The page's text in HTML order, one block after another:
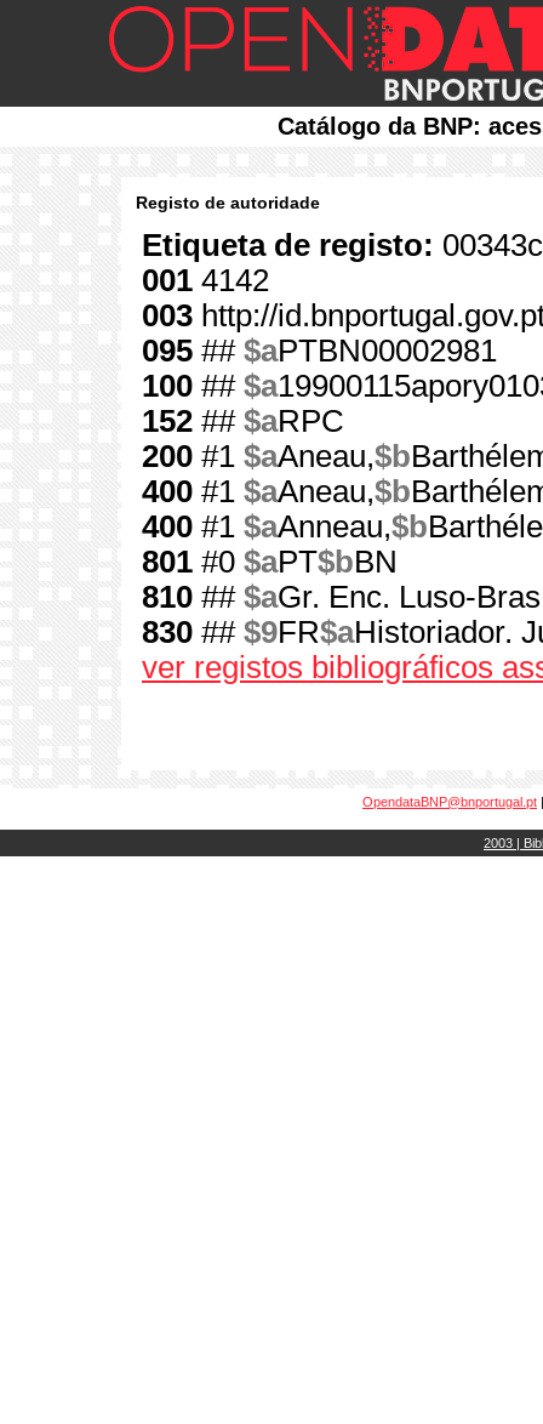
Catálogo da BNP:
Registo de autoridade
Etiqueta de registo:
001 4142
003 http://
095 ## $aPTBN00002981
100 ## $a
152 ## $aRPC
200 #1 $aAneau,$b
400 #1 $aAneau,$b
400 #1 $aAnneau,$b
801 #0 $aPT$bBN
810 ## $aGr. Enc. Luso-
830 ## $9FR$aHistoriador.
ver registos bibliográficos
OpendataBNP@bnportugal.pt
2003 |